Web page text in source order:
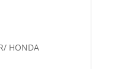
HONDA